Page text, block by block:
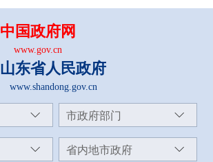
中国政府网
www.gov.cn
山东省人民政府
www.shandong.gov.cn
市政府部门
省内地市政府